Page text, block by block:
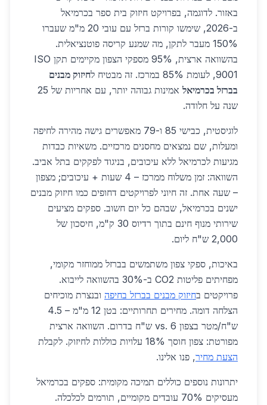
באזור. לדוגמה, בפרויקט חיזוק בית ספר בכרמיאל
ב-2026, שימשו קורות ברזל עם עובי 20 מ"מ שעברו
150% מעבר לתקן, מה שמנע קריסה פוטנציאלית.
בהשוואה ארצית, 95% מספקי הצפון מקיימים תקן ISO
9001, לעומת 85% במרכז. זה מבטיח ל
חיזוק מבנים
בברזל בכרמיאל
אמינות גבוהה יותר, עם אחריות של 25
שנה על חלודה.
לוגיסטית, כבישי 85 ו-79 מאפשרים גישה מהירה לחיפה
ומעלות, שם נמצאים מחסנים מרכזיים. משאיות כבדות
מגיעות לכרמיאל ללא עיכובים, בניגוד לפקקים בתל אביב.
השוואה: זמן משלוח ממרכז – 4 שעות + עיכובים; מצפון
– שעה אחת. זה חיוני לפרויקטים דחופים כמו חיזוק מבנים
ישנים בכרמיאל, שבהם כל יום חשוב. ספקים מציעים
שירותי מנוף חינם בתוך רדיוס 30 ק"מ, חיסכון של
2,000 ש"ח ליום.
באיכות, ספקי צפון משתמשים בברזל ממוחזר מקומי,
מפחיתים פליטות CO2 ב-30% בהשוואה לייבוא.
פרויקטים בחיזוק מבנים בברזל בחיפה ובנצרת מוכיחים
הצלחה דומה. מחירים תחרותיים: בטן 12 מ"מ – 4.5
ש"ח/מטר בצפון vs. 6 ש"ח בדרום. השוואה ארצית
מפורטת: צפון חוסך 18% עלויות כוללות לחיזוק. לקבלת
הצעת מחיר, פנו אלינו.
יתרונות נוספים כוללים תמיכה מקומית: ספקים בכרמיאל
מעסיקים 70% עובדים מקומיים, תורמים לכלכלה.